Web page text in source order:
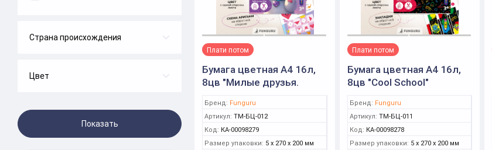
Страна происхождения
Цвет
Плати потом
Бумага цветная А4 16л,
8цв "Милые друзья.
(Funguru)
Бренд: Funguru
Артикул: ТМ-БЦ-012
Код: КА-00098279
Размер упаковки: 5 x 270 x 200 мм
Плати потом
Бумага цветная А4 16л,
8цв "Cool School"
Бренд: Funguru
Артикул: ТМ-БЦ-011
Код: КА-00098278
Размер упаковки: 5 x 270 x 200 мм